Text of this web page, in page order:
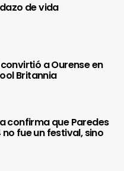
de vida
convirtió a Ourense en
Britannia
confirma que Paredes
fue un festival, sino